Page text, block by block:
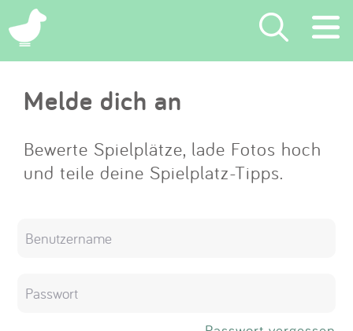
×
Suchen
Eintragen
App
Melde dich an
Bewerte Spielplätze, lade Fotos hoch
und teile deine Spielplatz-Tipps.